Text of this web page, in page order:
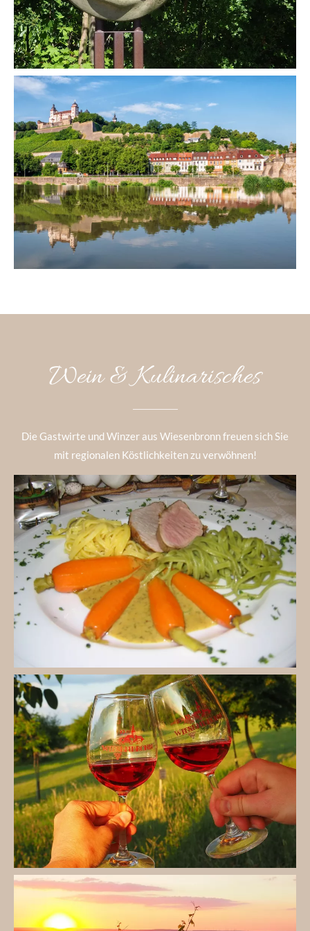
Besichtigen Sie die Festung Marienberg in Würzburg!
Wein & Kulinarisches
Die Gastwirte und Winzer aus Wiesenbronn freuen sich Sie
mit regionalen Köstlichkeiten zu verwöhnen!
Genießen Sie die fränkische Küche!